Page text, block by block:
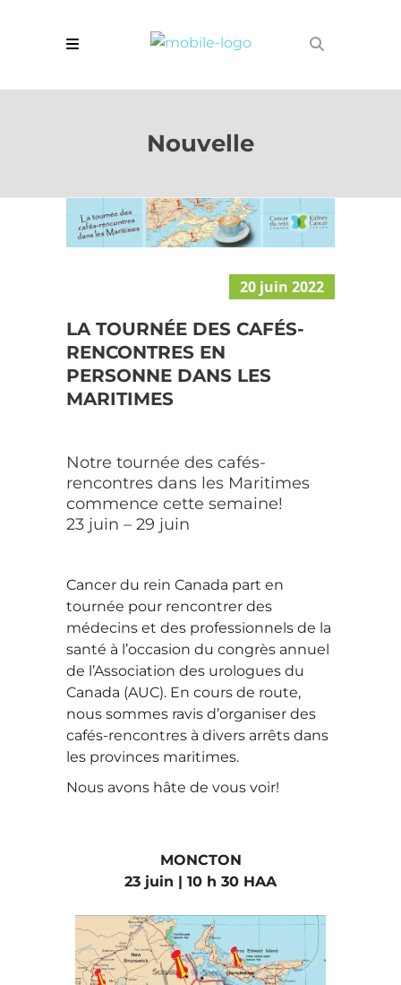
Nouvelle
20 juin 2022
LA TOURNÉE DES CAFÉS-
RENCONTRES EN
PERSONNE DANS LES
MARITIMES
Notre tournée des cafés-
rencontres dans les Maritimes
commence cette semaine!
23 juin – 29 juin
Cancer du rein Canada part en
tournée pour rencontrer des
médecins et des professionnels de la
santé à l’occasion du congrès annuel
de l’Association des urologues du
Canada (AUC). En cours de route,
nous sommes ravis d’organiser des
cafés-rencontres à divers arrêts dans
les provinces maritimes.
Nous avons hâte de vous voir!
MONCTON
23 juin | 10 h 30 HAA